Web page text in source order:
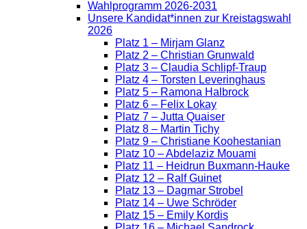
Wahlprogramm 2026-2031
Unsere Kandidat*innen zur Kreistagswahl
2026
Platz 1 – Mirjam Glanz
Platz 2 – Christian Grunwald
Platz 3 – Claudia Schlipf-Traup
Platz 4 – Torsten Leveringhaus
Platz 5 – Ramona Halbrock
Platz 6 – Felix Lokay
Platz 7 – Jutta Quaiser
Platz 8 – Martin Tichy
Platz 9 – Christiane Koohestanian
Platz 10 – Abdelaziz Mouami
Platz 11 – Heidrun Buxmann-Hauke
Platz 12 – Ralf Guinet
Platz 13 – Dagmar Strobel
Platz 14 – Uwe Schröder
Platz 15 – Emily Kordis